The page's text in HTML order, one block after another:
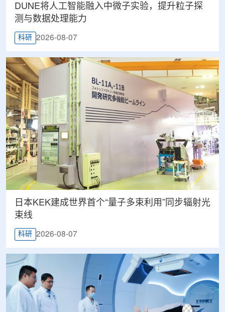
DUNE将人工智能融入中微子实验，提升粒子探
测与数据处理能力
科研 2026-08-07
日本KEK建成世界首个“量子多束利用”同步辐射光
束线
科研 2026-08-07